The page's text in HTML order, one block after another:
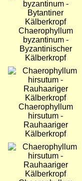
Chaerophyllum
byzantinum -
Byzantinischer
Kälberkropf
Bild
Chaerophyllum
hirsutum -
Rauhaariger
Kälberkropf
Bild